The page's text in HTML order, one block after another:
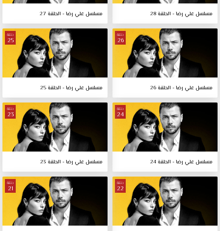
مسلسل علي رضا - الحلقة 28 مسلسل علي رضا - الحلقة 27
حلقة
26
مسلسل علي رضا - الحلقة 26
حلقة
25
مسلسل علي رضا - الحلقة 25
حلقة
24
مسلسل علي رضا - الحلقة 24
حلقة
23
مسلسل علي رضا - الحلقة 23
حلقة
22
حلقة
21